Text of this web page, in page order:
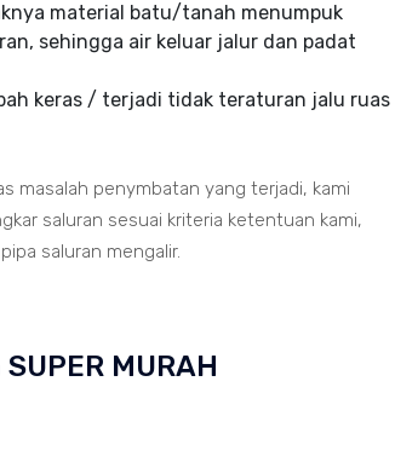
material batu/tanah menumpuk
sehingga air keluar jalur dan padat
keras / terjadi tidak teraturan jalu ruas
masalah penymbatan yang terjadi, kami
saluran sesuai kriteria ketentuan kami,
saluran mengalir.
MURAH